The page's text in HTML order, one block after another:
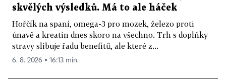
skvělých výsledků. Má to ale háček
Hořčík na spaní, omega-3 pro mozek, železo proti
únavě a kreatin dnes skoro na všechno. Trh s doplňky
stravy slibuje řadu benefitů, ale které z...
6. 8. 2026 ▪ 16:13 min.